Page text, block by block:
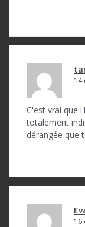
14
C'est vrai que
totalement
dérangée que
16